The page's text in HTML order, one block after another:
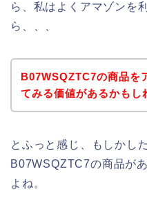
ら、私はよくアマゾンを
ら、、、
B07WSQZTC7の商品を
てみる価値があるかもし
とふっと感じ、もしかし
B07WSQZTC7の商品が
よね。